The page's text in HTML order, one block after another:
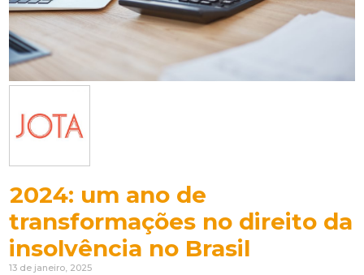
2024: um ano de
transformações no direito da
insolvência no Brasil
13 de janeiro, 2025